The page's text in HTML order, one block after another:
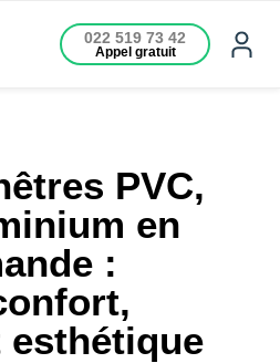
022 519 73 42
Appel gratuit
PVC,
en
: